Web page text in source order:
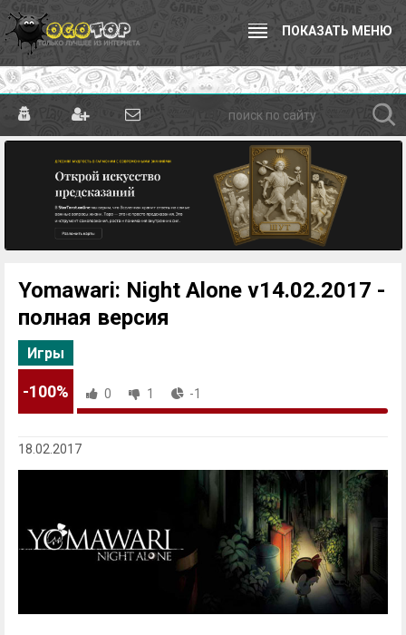
ПОКАЗАТЬ МЕНЮ
Yomawari: Night Alone v14.02.2017 -
полная версия
Игры
-100% 0 1 -1
18.02.2017